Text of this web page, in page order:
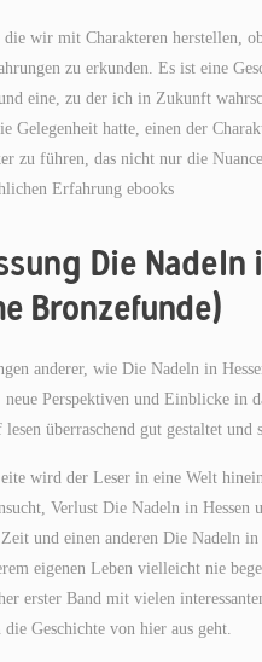
wir mit Charakteren herstellen,
zu erkunden. Es ist eine
eine, zu der ich in Zukunft
Gelegenheit hatte, einen der
zu führen, das nicht nur die
Erfahrung ebooks
Die Nadeln
Bronzefunde)
anderer, wie Die Nadeln in
Perspektiven und Einblicke in
überraschend gut gestaltet und
wird der Leser in eine Welt
Verlust Die Nadeln in
und einen anderen Die Nadeln
eigenen Leben vielleicht nie
erster Band mit vielen
Geschichte von hier aus geht.